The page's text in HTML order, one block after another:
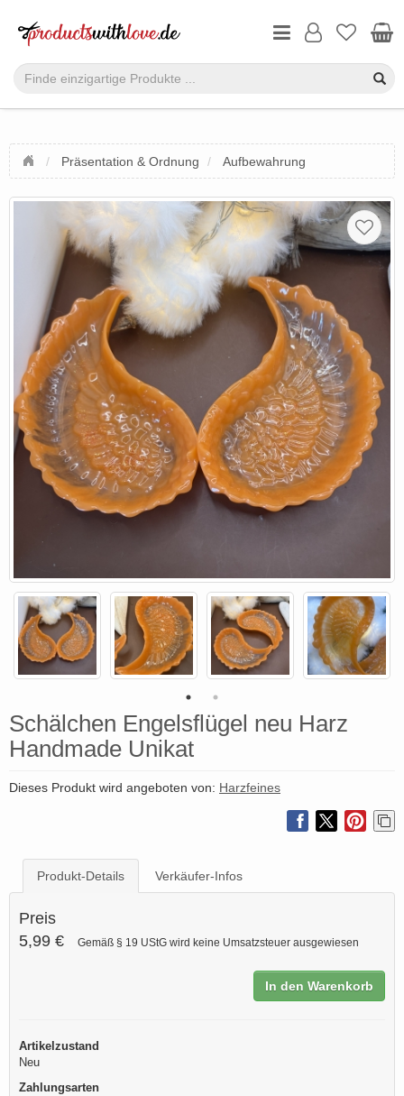
Präsentation & Ordnung Aufbewahrung
Schälchen Engelsflügel neu Harz
Handmade Unikat
Dieses Produkt wird angeboten von: Harzfeines
Produkt-Details Verkäufer-Infos
Preis
5,99 €
Gemäß § 19 UStG wird keine Umsatzsteuer ausgewiesen
In den Warenkorb
Artikelzustand
Neu
Zahlungsarten